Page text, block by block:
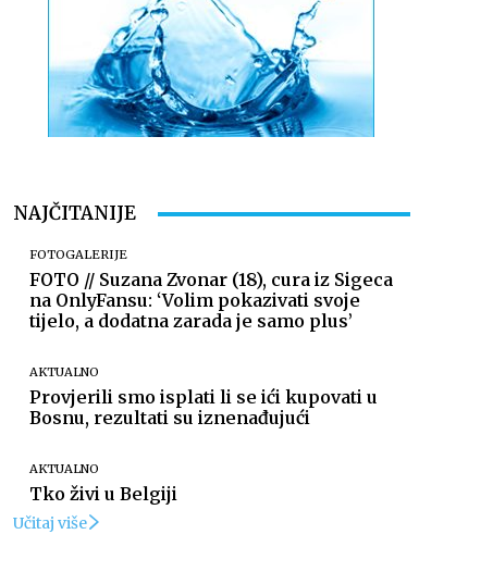
NAJČITANIJE
FOTOGALERIJE
FOTO // Suzana Zvonar (18), cura iz Sigeca
na OnlyFansu: ‘Volim pokazivati svoje
tijelo, a dodatna zarada je samo plus’
AKTUALNO
Provjerili smo isplati li se ići kupovati u
Bosnu, rezultati su iznenađujući
AKTUALNO
Tko živi u Belgiji
Učitaj više